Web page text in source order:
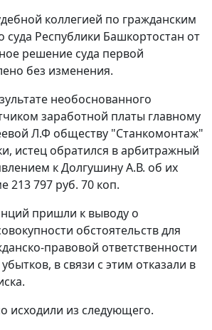
коллегией по гражданским
суда Республики Башкортостан от
решение суда первой
без изменения.
необоснованного
заработной платы главному
Л.Ф обществу "Станкомонтаж"
истец обратился в арбитражный
к Долгушину А.В. об их
213 797 руб. 70 коп.
пришли к выводу о
обстоятельств для
правовой ответственности
в связи с этим отказали в
исходили из следующего.